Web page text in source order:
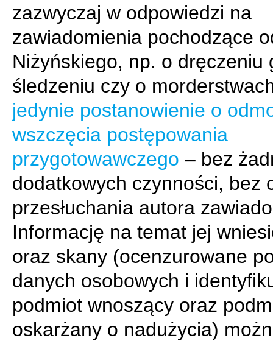
zazwyczaj w odpowiedzi na
zawiadomienia pochodzące
Niżyńskiego, np. o dręczeniu
śledzeniu czy o
jedynie postanowienie o
wszczęcia postępowania
przygotowawczego – bez
dodatkowych czynności, bez
przesłuchania autora
Informację na temat jej
oraz skany (ocenzurowane
danych osobowych i
podmiot wnoszący oraz
oskarżany o nadużycia)